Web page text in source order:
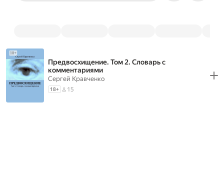
Предвосхищение. Том 2. Словарь с
комментариями
Сергей Кравченко
18+ 15